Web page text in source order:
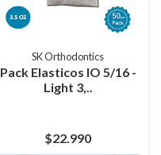
SK Orthodontics
Pack Elasticos IO 5/16 -
Light 3,..
$22.990